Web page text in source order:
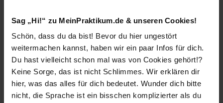
Sag „Hi!“ zu MeinPraktikum.de & unseren Cookies!
Schön, dass du da bist! Bevor du hier ungestört
weitermachen kannst, haben wir ein paar Infos für dich.
Du hast vielleicht schon mal was von Cookies gehört!?
Keine Sorge, das ist nicht Schlimmes. Wir erklären dir
hier, was das alles für dich bedeutet. Wunder dich bitte
nicht, die Sprache ist ein bisschen komplizierter als du
Universität Deutschlands gibt? Tatsächlich: Die
Studierende! Wie der Name „Fernuniversität“
schon sagt, studiert davon jedoch keiner vor Ort
in Hagen. Nichtsdestotrotz hat die nordrhein-
westfälische Großstadt dir einiges zu bieten,
wenn du ein Praktikum in Hagen machen willst –
allen voran eine große Auswahl an namhaften